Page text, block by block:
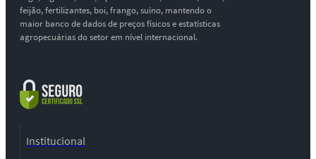
feijão, fertilizantes, boi, frango, suíno, mantendo o
maior banco de dados de preços físicos e estatísticas
agropecuárias do setor em nível internacional.
Institucional